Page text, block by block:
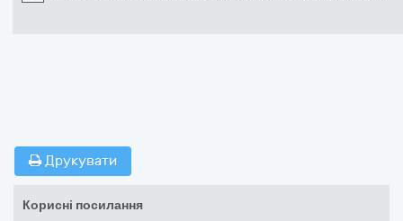
Друкувати
Корисні посилання